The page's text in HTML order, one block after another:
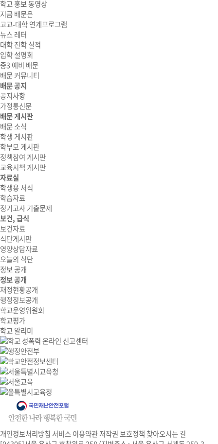
학교 홍보 동영상
지금 배문은
고교-대학 연계프로그램
뉴스 레터
대학 진학 실적
입학 설명회
중3 예비 배문
배문 커뮤니티
배문 공지
공지사항
가정통신문
배문 게시판
배문 소식
학생 게시판
학부모 게시판
정책참여 게시판
교육시책 게시판
자료실
학생용 서식
학습자료
정기고사 기출문제
보건, 급식
보건자료
식단게시판
영양상담자료
오늘의 식단
정보 공개
정보 공개
재정현황공개
행정정보공개
학교운영위원회
학교평가
학교 알리미
개인정보처리방침 서비스 이용약관저작권 보호정책 찾아오시는 길